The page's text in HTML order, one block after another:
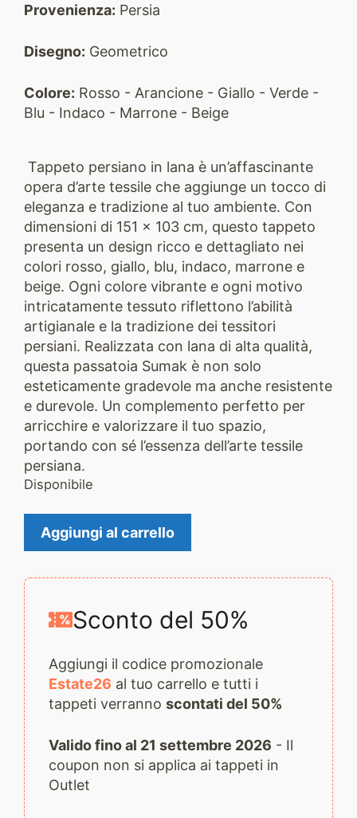
Provenienza: Persia
Disegno: Geometrico
Colore: Rosso - Arancione - Giallo - Verde -
Blu - Indaco - Marrone - Beige
Tappeto persiano in lana è un’affascinante
opera d’arte tessile che aggiunge un tocco di
eleganza e tradizione al tuo ambiente. Con
dimensioni di 151 x 103 cm, questo tappeto
presenta un design ricco e dettagliato nei
colori rosso, giallo, blu, indaco, marrone e
beige. Ogni colore vibrante e ogni motivo
intricatamente tessuto riflettono l’abilità
artigianale e la tradizione dei tessitori
persiani. Realizzata con lana di alta qualità,
questa passatoia Sumak è non solo
esteticamente gradevole ma anche resistente
e durevole. Un complemento perfetto per
arricchire e valorizzare il tuo spazio,
portando con sé l’essenza dell’arte tessile
persiana.
Disponibile
Tappeto
Sumak
quantità
Aggiungi al carrello
Sconto del 50%
Aggiungi il codice promozionale
Estate26 al tuo carrello e tutti i
tappeti verranno scontati del 50%
Valido fino al 21 settembre 2026 - Il
coupon non si applica ai tappeti in
Outlet